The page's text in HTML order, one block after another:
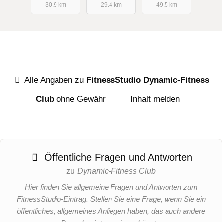
30.9 km
29.4 km
49.5 km
Alle Angaben zu FitnessStudio Dynamic-Fitness
Club ohne Gewähr Inhalt melden
Öffentliche Fragen und Antworten
zu Dynamic-Fitness Club
Hier finden Sie allgemeine Fragen und Antworten zum
FitnessStudio-Eintrag. Stellen Sie eine Frage, wenn Sie ein
öffentliches, allgemeines Anliegen haben, das auch andere